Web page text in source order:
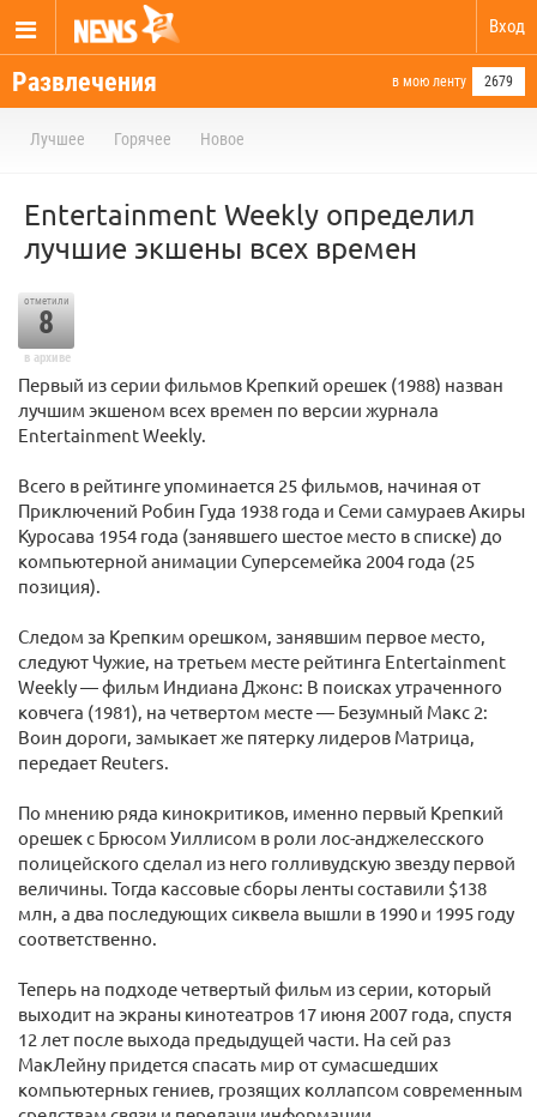
Вход
Развлечения в мою ленту 2679
Лучшее Горячее Новое
Entertainment Weekly определил
лучшие экшены всех времен
отметили
8
в архиве
Первый из серии фильмов Крепкий орешек (1988) назван
лучшим экшеном всех времен по версии журнала
Entertainment Weekly.
Всего в рейтинге упоминается 25 фильмов, начиная от
Приключений Робин Гуда 1938 года и Семи самураев Акиры
Куросава 1954 года (занявшего шестое место в списке) до
компьютерной анимации Суперсемейка 2004 года (25
позиция).
Следом за Крепким орешком, занявшим первое место,
следуют Чужие, на третьем месте рейтинга Entertainment
Weekly — фильм Индиана Джонс: В поисках утраченного
ковчега (1981), на четвертом месте — Безумный Макс 2:
Воин дороги, замыкает же пятерку лидеров Матрица,
передает Reuters.
По мнению ряда кинокритиков, именно первый Крепкий
орешек с Брюсом Уиллисом в роли лос-анджелесского
полицейского сделал из него голливудскую звезду первой
величины. Тогда кассовые сборы ленты составили $138
млн, а два последующих сиквела вышли в 1990 и 1995 году
соответственно.
Теперь на подходе четвертый фильм из серии, который
выходит на экраны кинотеатров 17 июня 2007 года, спустя
12 лет после выхода предыдущей части. На сей раз
МакЛейну придется спасать мир от сумасшедших
компьютерных гениев, грозящих коллапсом современным